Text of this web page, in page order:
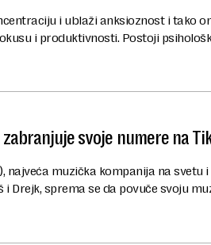
i ublaži anksioznost i tako
i produktivnosti. Postoji
svoje numere na
najveća muzička kompanija na svetu
i Drejk, sprema se da povuče svoju